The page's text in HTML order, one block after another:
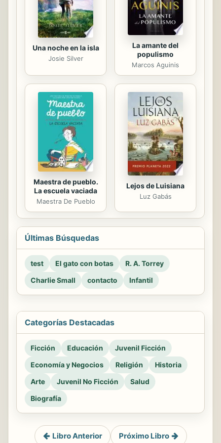
Una noche en la isla
Josie Silver
La amante del
populismo
Marcos Aguinis
Maestra de pueblo.
La escuela vaciada
Maestra De Pueblo
Lejos de Luisiana
Luz Gabás
Últimas Búsquedas
test El gato con botas
R. A. Torrey
Charlie Small
contacto Infantil
Categorías Destacadas
Ficción Educación
Juvenil Ficción
Economía y Negocios
Religión
Historia
Arte
Juvenil No Ficción
Salud
Biografía
Libro Anterior Próximo Libro